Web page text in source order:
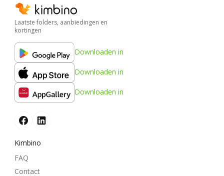
Laatste folders, aanbiedingen en
kortingen
Downloaden in
Downloaden in
Downloaden in
Kimbino
FAQ
Contact